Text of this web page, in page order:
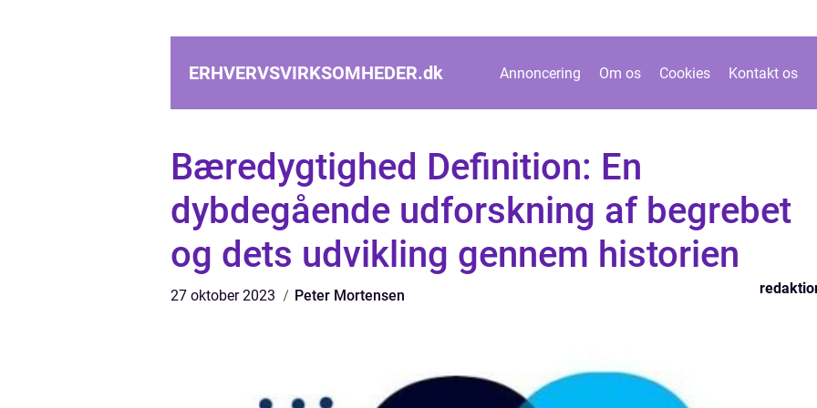
ERHVERVSVIRKSOMHEDER.dk Annoncering Om os Cookies Kontakt os
Bæredygtighed Definition: En
dybdegående udforskning af begrebet
og dets udvikling gennem historien
27 oktober 2023 Peter Mortensen